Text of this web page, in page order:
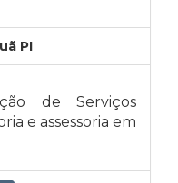
PI
de Serviços
e assessoria em